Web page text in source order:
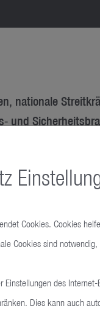
nationale
und
Lumpur -
Kuala Lumpur,
Cookies. Cookies
Cookies sind
Einstellungen des
Dies kann auch